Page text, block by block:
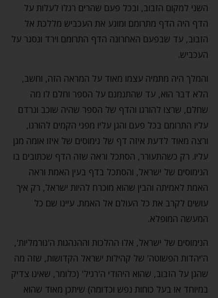
השני למקום הזבוב, ובכל פעם שהרים רגלו לעלות על
הדף היה הדף מתרומם ומונע את העכביש מללכת אל
הזבוב, עד שבפעם האחרונה הדף התרומם וירד ונסגר על
העכביש.
והמלך היה מתמיה עצמו מאוד על המראה הזה, וחשב,
הלא דבר הוא, עד שהתנמנם על הספר וחלם לו מה
שחלם, שרצו להורגו והדף של הספר שהיה שוכב ונרדם
עליו התרומם בכל פעם והגן עליו מפני הקמים להורגו,
ורצה מאוד לדעת איזה דף של נימוסים של איזו אומה מגן
עליו. רק כשהתעורר, הסתכל וראה שזה הדף שכתובים בו
הנימוסים של ישראל, והסתכל בדף בעין האמת וראה
האמת לאמיתה והבין שהוא מוכרח להיות ישראל, רק איך
עושים לקרב את כל העולם אל האמת. עיינו שם כל
המעשה המופלא.
הנימוסים של ישראל, אלו ההלכות וההנהגות ה'נורמליות',
ה'יהדות הפשוטה' של קהילות ישראל הקדושות, שזה מה
שהגן על הזבוב, שהוא היהודי ה'רגיל' (כלומר, שאינו צדיק
במיוחד או בעל כוחות נפש וכדומה) שיתכן מאוד שהוא